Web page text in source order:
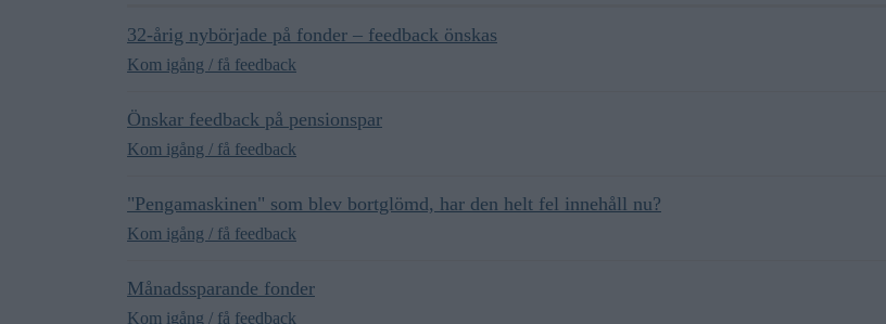
32-årig nybörjade på fonder – feedback önskas
Kom igång / få feedback
Önskar feedback på pensionspar
Kom igång / få feedback
"Pengamaskinen" som blev bortglömd, har den helt fel innehåll nu?
Kom igång / få feedback
Månadssparande fonder
Kom igång / få feedback